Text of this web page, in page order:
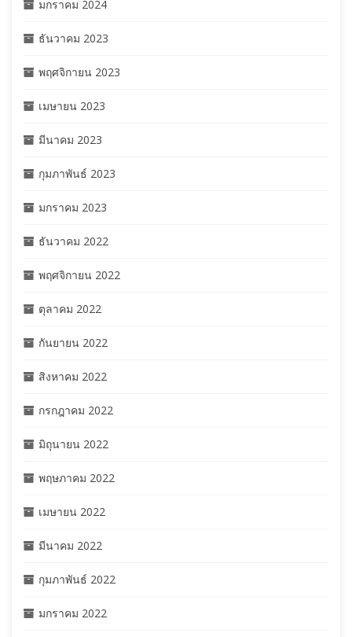
มกราคม 2024
ธันวาคม 2023
พฤศจิกายน 2023
เมษายน 2023
มีนาคม 2023
กุมภาพันธ์ 2023
มกราคม 2023
ธันวาคม 2022
พฤศจิกายน 2022
ตุลาคม 2022
กันยายน 2022
สิงหาคม 2022
กรกฎาคม 2022
มิถุนายน 2022
พฤษภาคม 2022
เมษายน 2022
มีนาคม 2022
กุมภาพันธ์ 2022
มกราคม 2022